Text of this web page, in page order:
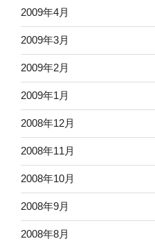
2009年4月
2009年3月
2009年2月
2009年1月
2008年12月
2008年11月
2008年10月
2008年9月
2008年8月